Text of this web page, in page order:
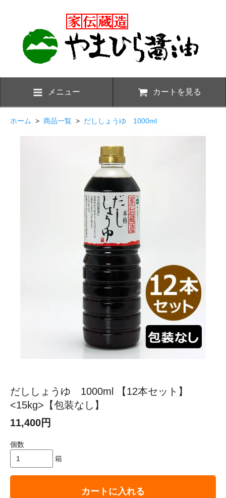
メニュー カートを見る
ホーム > 商品一覧 > だししょうゆ 1000ml
だししょうゆ 1000ml 【12本セット】
<15kg>【包装なし】
11,400円
個数
箱
カートに入れる